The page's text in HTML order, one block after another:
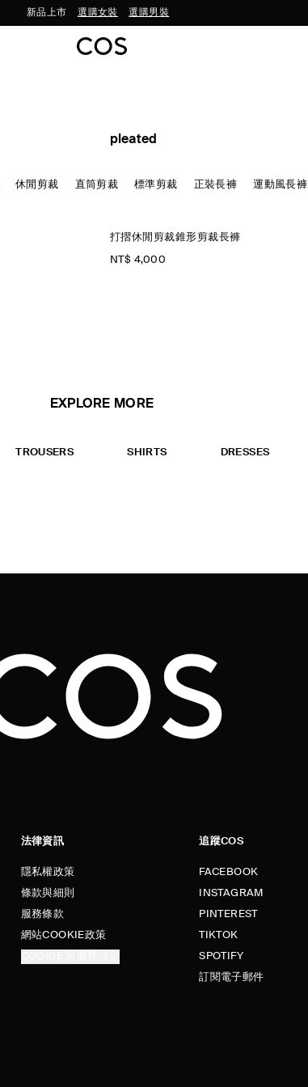
新品上市 選購女裝 選購男裝
pleated
休閒剪裁 直筒剪裁 標準剪裁 正裝長褲 運動風長褲
打摺休閒剪裁錐形剪裁長褲
NT$ 4,000
EXPLORE MORE
TROUSERS SHIRTS DRESSES
法律資訊
隱私權政策
條款與細則
服務條款
網站COOKIE政策
追蹤COS
FACEBOOK
INSTAGRAM
PINTEREST
TIKTOK
SPOTIFY
訂閱電子郵件